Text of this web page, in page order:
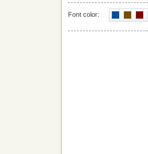
Font color: